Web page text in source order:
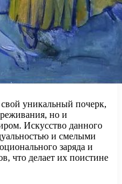
свой уникальный почерк,
но и
Искусство данного
и смелыми
заряда и
что делает их поистине